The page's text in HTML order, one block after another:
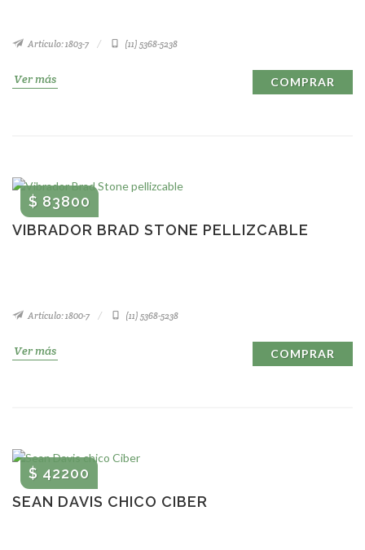
Artículo: 1803-7 (11) 5368-5238
Ver más COMPRAR
VIBRADOR BRAD STONE PELLIZCABLE
$ 83800
Artículo: 1800-7 (11) 5368-5238
Ver más COMPRAR
SEAN DAVIS CHICO CIBER
$ 42200